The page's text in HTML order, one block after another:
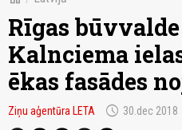
Rīgas
Kalnciema
ēkas fasādes
Ziņu aģentūra LETA schedule 30.dec 2018